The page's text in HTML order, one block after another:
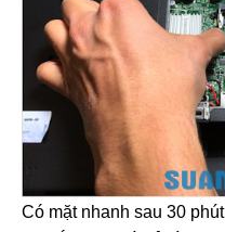
Có mặt nhanh sau 30 phút